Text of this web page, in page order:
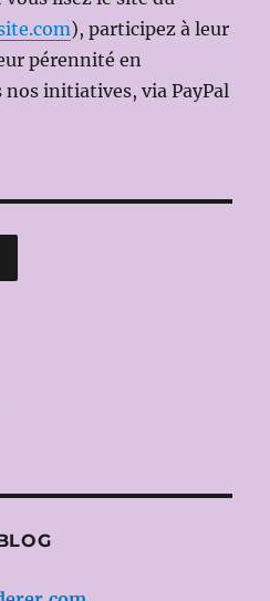
), participez à leur
pérennité en
initiatives, via PayPal